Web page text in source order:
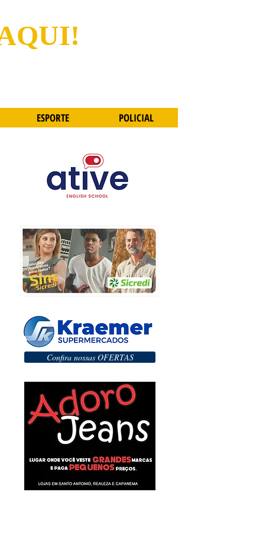
Confira nossas OFERTAS
ESPORTE POLICIAL